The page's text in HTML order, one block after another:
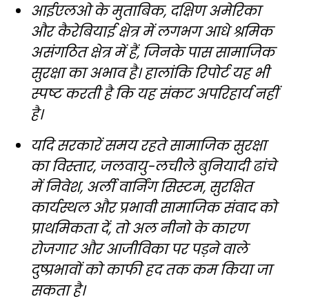
आईएलओ के मुताबिक, दक्षिण अमेरिका
और कैरेबियाई क्षेत्र में लगभग आधे श्रमिक
असंगठित क्षेत्र में हैं, जिनके पास सामाजिक
सुरक्षा का अभाव है। हालांकि रिपोर्ट यह भी
स्पष्ट करती है कि यह संकट अपरिहार्य नहीं
है।
यदि सरकारें समय रहते सामाजिक सुरक्षा
का विस्तार, जलवायु-लचीले बुनियादी ढांचे
में निवेश, अर्ली वार्निंग सिस्टम, सुरक्षित
कार्यस्थल और प्रभावी सामाजिक संवाद को
प्राथमिकता दें, तो अल नीनो के कारण
रोजगार और आजीविका पर पड़ने वाले
दुष्प्रभावों को काफी हद तक कम किया जा
सकता है।